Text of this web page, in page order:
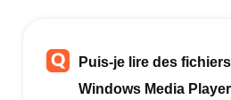
Puis-je lire des
Windows Media